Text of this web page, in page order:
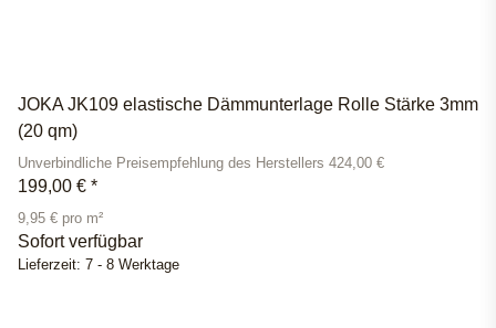
JOKA JK109 elastische Dämmunterlage Rolle Stärke 3mm
(20 qm)
Unverbindliche Preisempfehlung des Herstellers 424,00 €
199,00 € *
9,95 € pro m²
Sofort verfügbar
Lieferzeit: 7 - 8 Werktage